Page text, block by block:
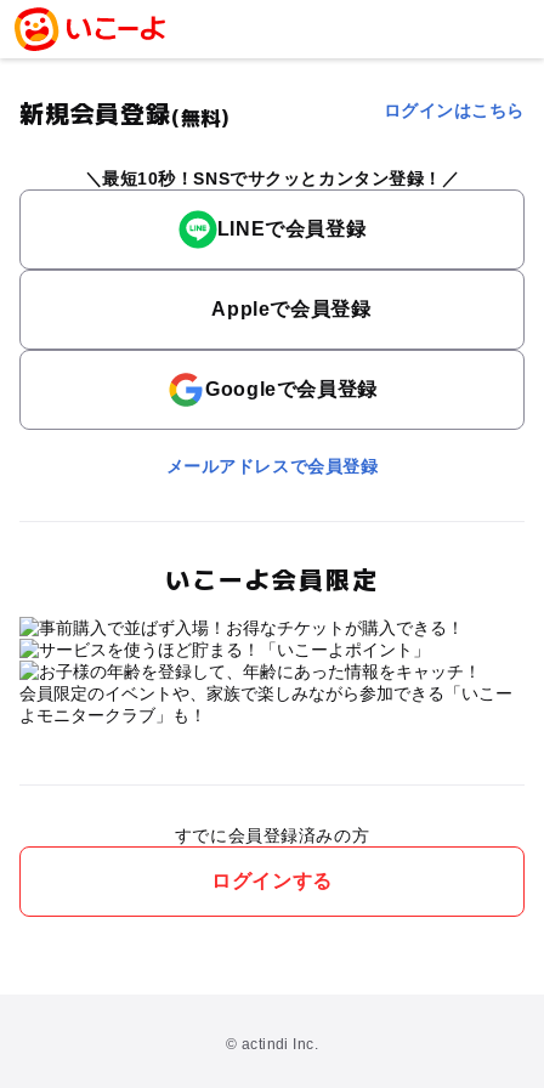
新規会員登録(無料) ログインはこちら
最短10秒！SNSでサクッとカンタン登録！
LINEで会員登録
Appleで会員登録
Googleで会員登録
メールアドレスで会員登録
いこーよ会員限定
会員限定のイベントや、家族で楽しみながら参加できる「いこー
よモニタークラブ」も！
すでに会員登録済みの方
ログインする
© actindi Inc.